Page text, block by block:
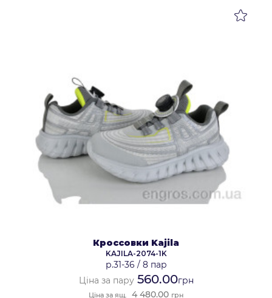
Кроссовки Kajila
KAJILA-2074-1K
р.31-36 / 8 пар
Ціна за пару560.00грн
Ціна за ящ. 4 480.00 грн